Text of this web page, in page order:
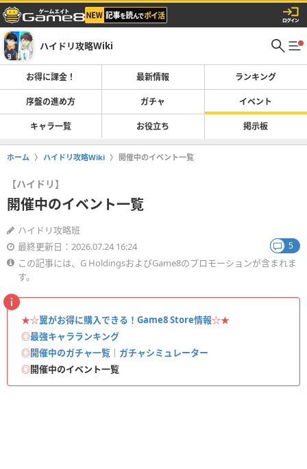
ハイドリ攻略Wiki
お得に課金！ 最新情報 ランキング
序盤の進め方 ガチャ イベント
キャラ一覧 お役立ち 掲示板
ホーム ハイドリ攻略Wiki 開催中のイベント一覧
【ハイドリ】
開催中のイベント一覧
ハイドリ攻略班
最終更新日：2026.07.24 16:24
5
この記事には、G HoldingsおよびGame8のプロモーションが含まれま
す。
★☆翼がお得に購入できる！Game8 Store情報☆★
◎最強キャラランキング
◎開催中のガチャ一覧｜ガチャシミュレーター
◎開催中のイベント一覧